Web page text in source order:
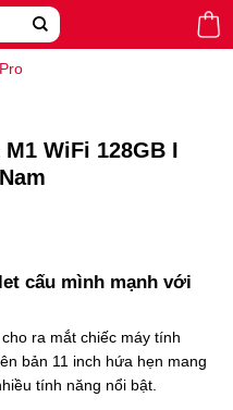
WiFi 128GB I
cấu mình mạnh với
ra mắt chiếc máy tính
bản 11 inch hứa hẹn mang
tính năng nổi bật.